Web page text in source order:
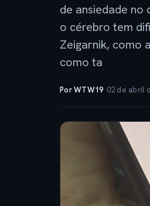
de ansiedade no
o cérebro tem
Zeigarnik, como
como ta
Por WTW19· 02 de abril